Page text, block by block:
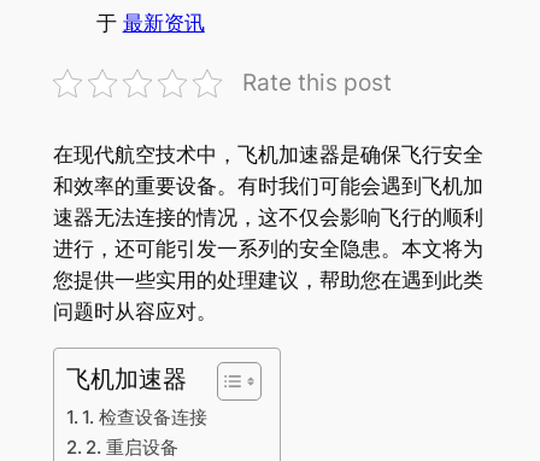
于 最新资讯
Rate this post
在现代航空技术中，飞机加速器是确保飞行安全
和效率的重要设备。有时我们可能会遇到飞机加
速器无法连接的情况，这不仅会影响飞行的顺利
进行，还可能引发一系列的安全隐患。本文将为
您提供一些实用的处理建议，帮助您在遇到此类
问题时从容应对。
飞机加速器
1. 检查设备连接
2. 重启设备